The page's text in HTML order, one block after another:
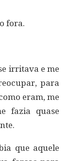
fora.
irritava e me
para
eram, me
fazia quase
que aquele